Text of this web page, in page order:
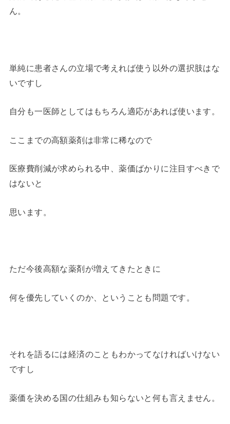
ん。
単純に患者さんの立場で考えれば使う以外の選択肢はな
いですし
自分も一医師としてはもちろん適応があれば使います。
ここまでの高額薬剤は非常に稀なので
医療費削減が求められる中、薬価ばかりに注目すべきで
はないと
思います。
ただ今後高額な薬剤が増えてきたときに
何を優先していくのか、ということも問題です。
それを語るには経済のこともわかってなければいけない
ですし
薬価を決める国の仕組みも知らないと何も言えません。